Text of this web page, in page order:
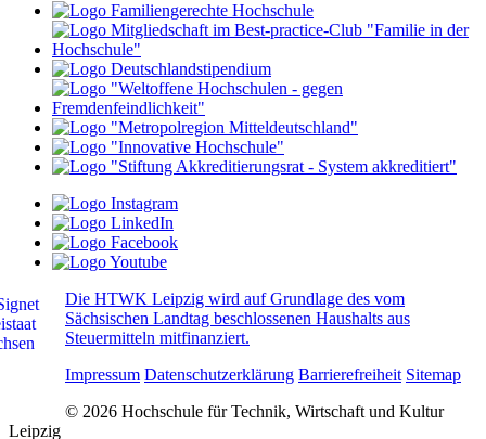
Die HTWK Leipzig wird auf Grundlage des vom
Sächsischen Landtag beschlossenen Haushalts aus
Steuermitteln mitfinanziert.
Impressum Datenschutzerklärung Barrierefreiheit Sitemap
© 2026 Hochschule für Technik, Wirtschaft und Kultur
Leipzig